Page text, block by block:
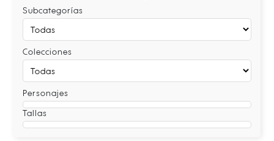
Subcategorías
Colecciones
Personajes
Tallas